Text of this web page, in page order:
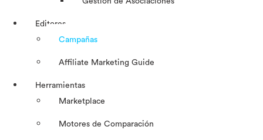
Editores
Campañas
Affiliate Marketing Guide
Herramientas
Marketplace
Motores de Comparación